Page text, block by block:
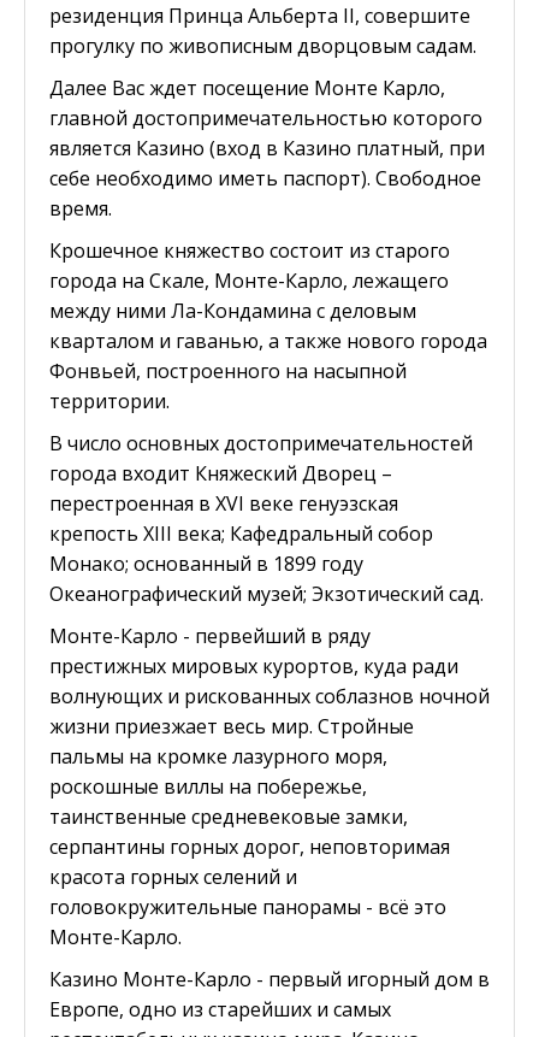
резиденция Принца Альберта II, совершите
прогулку по живописным дворцовым садам.
Далее Вас ждет посещение Монте Карло,
главной достопримечательностью которого
является Казино (вход в Казино платный, при
себе необходимо иметь паспорт). Свободное
время.
Крошечное княжество состоит из старого
города на Скале, Монте-Карло, лежащего
между ними Ла-Кондамина с деловым
кварталом и гаванью, а также нового города
Фонвьей, построенного на насыпной
территории.
В число основных достопримечательностей
города входит Княжеский Дворец –
перестроенная в XVI веке генуэзская
крепость XIII века; Кафедральный собор
Монако; основанный в 1899 году
Океанографический музей; Экзотический сад.
Монте-Карло - первейший в ряду
престижных мировых курортов, куда ради
волнующих и рискованных соблазнов ночной
жизни приезжает весь мир. Стройные
пальмы на кромке лазурного моря,
роскошные виллы на побережье,
таинственные средневековые замки,
серпантины горных дорог, неповторимая
красота горных селений и
головокружительные панорамы - всё это
Монте-Карло.
Казино Монте-Карло - первый игорный дом в
Европе, одно из старейших и самых